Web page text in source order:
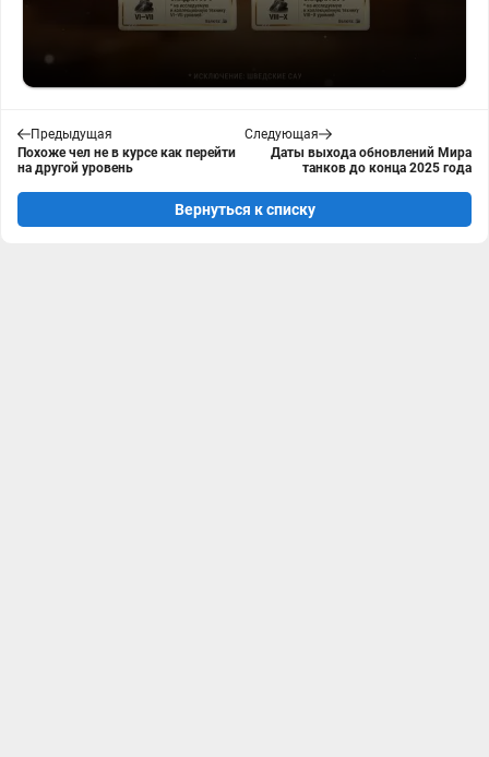
Предыдущая
Похоже чел не в курсе как перейти
на другой уровень
Следующая
Даты выхода обновлений Мира
танков до конца 2025 года
Вернуться к списку